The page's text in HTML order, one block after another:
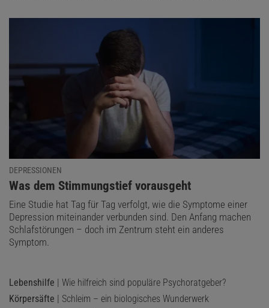
DEPRESSIONEN
:
Was dem Stimmungstief vorausgeht
Eine Studie hat Tag für Tag verfolgt, wie die Symptome einer
Depression miteinander verbunden sind. Den Anfang machen
Schlafstörungen – doch im Zentrum steht ein anderes
Symptom.
Lebenshilfe | Wie hilfreich sind populäre Psychoratgeber?
Körpersäfte | Schleim – ein biologisches Wunderwerk